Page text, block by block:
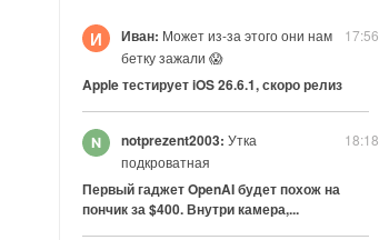
17:56
И Иван: Может из-за этого они нам
бетку зажали 😱
Apple тестирует iOS 26.6.1, скоро релиз
18:18
notprezent2003: Утка
подкроватная
Первый гаджет OpenAI будет похож на
пончик за $400. Внутри камера,...